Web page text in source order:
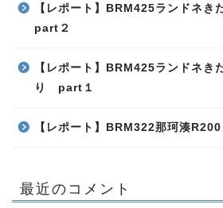
【レポート】BRM425ランドネき
part２
【レポート】BRM425ランドネき
り part１
【レポート】BRM322那珂湊
最近のコメント